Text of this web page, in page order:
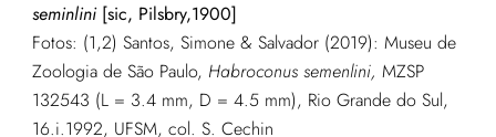
seminlini[sic, Pilsbry,1900]
Fotos: (1,2) Santos, Simone & Salvador (2019): Museu de
Zoologia de São Paulo, Habroconus semenlini, MZSP
132543 (L = 3.4 mm, D = 4.5 mm), Rio Grande do Sul,
16.i.1992, UFSM, col. S. Cechin